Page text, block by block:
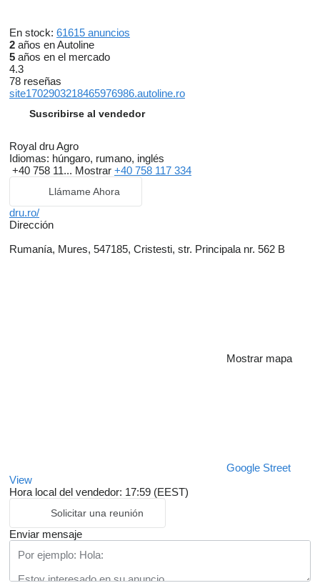
En stock: 61615 anuncios
2 años en Autoline
5 años en el mercado
4.3
78 reseñas
site1702903218465976986.autoline.ro
Suscribirse al vendedor
Royal dru Agro
Idiomas: húngaro, rumano, inglés
+40 758 11... Mostrar +40 758 117 334
Llámame Ahora
dru.ro/
Dirección
Rumanía, Mures, 547185, Cristesti, str. Principala nr. 562 B
Mostrar mapa
Google Street
View
Hora local del vendedor: 17:59 (EEST)
Solicitar una reunión
Enviar mensaje